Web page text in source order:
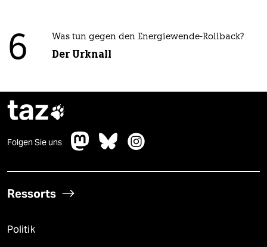
6 Was tun gegen den Energiewende-Rollback?
Der Urknall
taz
Folgen Sie uns
Ressorts
Politik